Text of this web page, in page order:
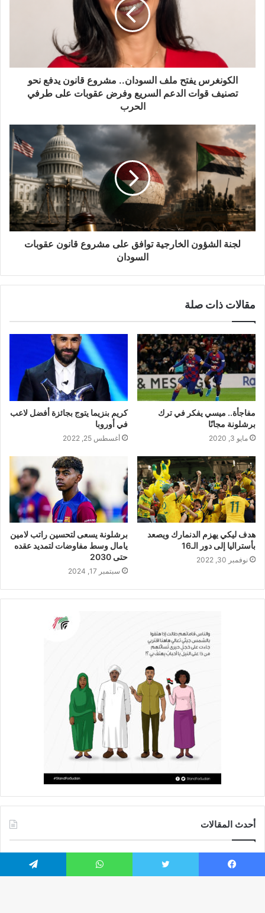
الكونغرس يفتح ملف السودان.. مشروع قانون يدفع نحو
تصنيف قوات الدعم السريع وفرض عقوبات على طرفي
الحرب
لجنة الشؤون الخارجية توافق على مشروع قانون عقوبات
السودان
مقالات ذات صلة
مفاجأة.. ميسي يفكر في ترك
برشلونة مجانًا
مايو 3, 2020
كريم بنزيما يتوج بجائزة أفضل لاعب
في أوروبا
أغسطس 25, 2022
هدف ليكي يهزم الدنمارك ويصعد
بأستراليا إلى دور الـ16
نوفمبر 30, 2022
برشلونة يسعى لتحسين راتب لامين
يامال وسط مفاوضات لتمديد عقده
حتى 2030
سبتمبر 17, 2024
أحدث المقالات
أربع أزمات تضرب الأبيض.. العطش والظلام وغلاء الغذاء وشح الوقود
يفاقمون معاناة السكانفيسبوك تويتر واتساب تيلقرام